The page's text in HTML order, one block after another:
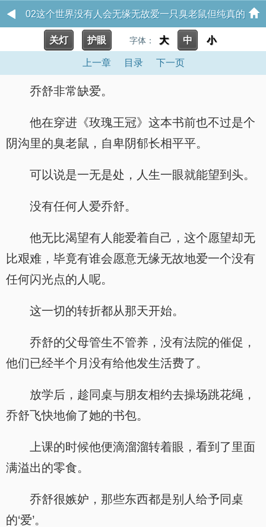
02这个世界没有人会无缘无故爱一只臭老鼠但纯真的
公主会 拾川
关灯 护眼 字体： 大 中 小
上一章 目录 下一页
乔舒非常缺爱。
他在穿进《玫瑰王冠》这本书前也不过是个
阴沟里的臭老鼠，自卑阴郁长相平平。
可以说是一无是处，人生一眼就能望到头。
没有任何人爱乔舒。
他无比渴望有人能爱着自己，这个愿望却无
比艰难，毕竟有谁会愿意无缘无故地爱一个没有
任何闪光点的人呢。
这一切的转折都从那天开始。
乔舒的父母管生不管养，没有法院的催促，
他们已经半个月没有给他发生活费了。
放学后，趁同桌与朋友相约去操场跳花绳，
乔舒飞快地偷了她的书包。
上课的时候他便滴溜溜转着眼，看到了里面
满溢出的零食。
乔舒很嫉妒，那些东西都是别人给予同桌
的‘爱’。